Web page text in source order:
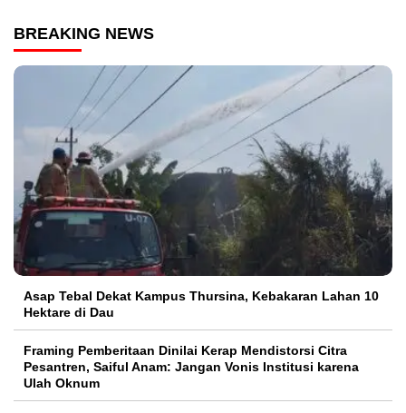
BREAKING NEWS
Asap Tebal Dekat Kampus Thursina, Kebakaran Lahan 10
Hektare di Dau
Framing Pemberitaan Dinilai Kerap Mendistorsi Citra
Pesantren, Saiful Anam: Jangan Vonis Institusi karena
Ulah Oknum